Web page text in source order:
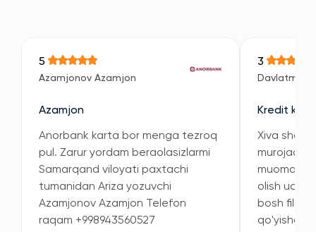
5
Azamjonov Azamjon
Azamjon
Anorbank karta bor menga tezroq
pul. Zarur yordam beraolasizlarmi
Samarqand viloyati paxtachi
tumanidan Ariza yozuvchi
Azamjonov Azamjon Telefon
raqam +998943560527
3
Kredit
Xiva
murojaat
muomala
olish
bosh filial